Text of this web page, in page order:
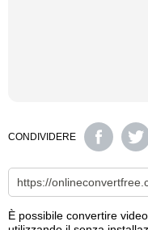
CONDIVIDERE
È possibile convertire